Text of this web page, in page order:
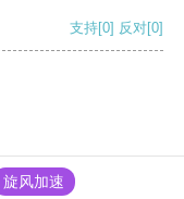
支持[0] 反对[0]
旋风加速